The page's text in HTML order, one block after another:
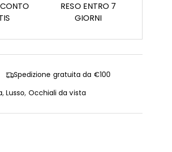
RESO ENTRO 7
GIORNI
Spedizione gratuita da €100
, Lusso, Occhiali da vista